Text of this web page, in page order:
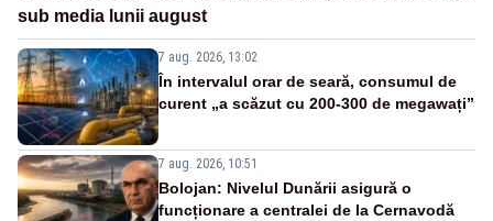
sub media lunii august
7 aug. 2026, 13:02
În intervalul orar de seară, consumul de
curent „a scăzut cu 200-300 de megawați”
7 aug. 2026, 10:51
Bolojan: Nivelul Dunării asigură o
funcționare a centralei de la Cernavodă